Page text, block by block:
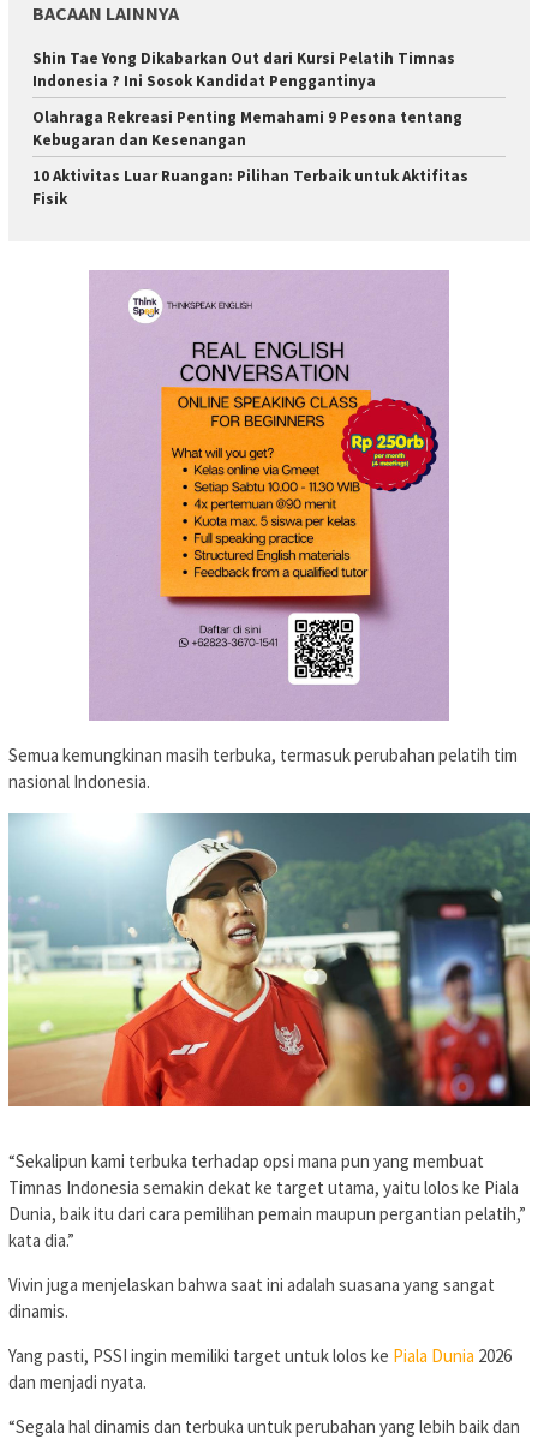
BACAAN LAINNYA
Shin Tae Yong Dikabarkan Out dari Kursi Pelatih Timnas
Indonesia ? Ini Sosok Kandidat Penggantinya
Olahraga Rekreasi Penting Memahami 9 Pesona tentang
Kebugaran dan Kesenangan
10 Aktivitas Luar Ruangan: Pilihan Terbaik untuk Aktifitas
Fisik
Semua kemungkinan masih terbuka, termasuk perubahan pelatih tim
nasional Indonesia.
Sekalipun kami terbuka terhadap opsi mana pun yang membuat
Timnas Indonesia semakin dekat ke target utama, yaitu lolos ke Piala
Dunia, baik itu dari cara pemilihan pemain maupun pergantian pelatih,”
kata dia.
Vivin juga menjelaskan bahwa saat ini adalah suasana yang sangat
dinamis.
Yang pasti, PSSI ingin memiliki target untuk lolos ke Piala Dunia 2026
dan menjadi nyata.
“Segala hal dinamis dan terbuka untuk perubahan yang lebih baik dan